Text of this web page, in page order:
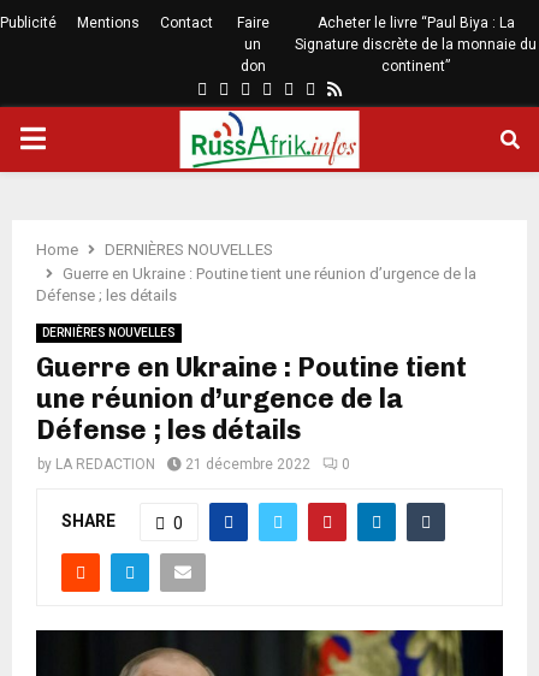
Publicité Mentions Contact
Faire
un
don
Acheter le livre “Paul Biya : La
Signature discrète de la monnaie du
continent”
Home
DERNIÈRES NOUVELLES
Guerre en Ukraine : Poutine tient une réunion d’urgence de la
Défense ; les détails
DERNIÈRES NOUVELLES
Guerre en Ukraine : Poutine tient
une réunion d’urgence de la
Défense ; les détails
by LA REDACTION 21 décembre 2022 0
SHARE 0